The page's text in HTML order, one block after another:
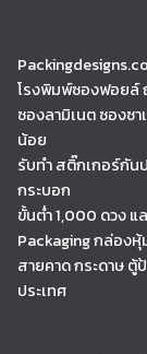
โรงพิมพ์ซองฟอยล์
ซองลามิเนต ซองซ
น้อย
รับทำ สติ๊กเกอร์กั
กระบอก
ขั้นต่ำ 1,000 ดวง
Packaging กล่องหุ้
สายคาด กระดาษ
ประเทศ